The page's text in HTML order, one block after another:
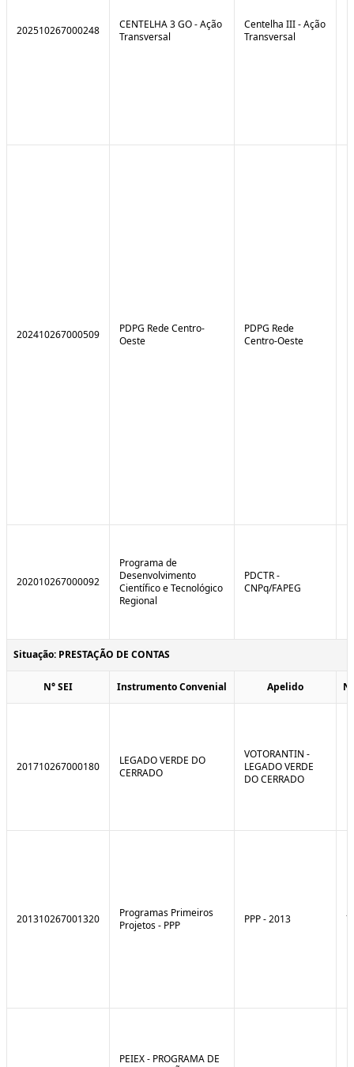
202510267000248
CENTELHA 3 GO - Ação
Transversal
Centelha III - Ação
Transversal
202410267000509
PDPG Rede Centro-
Oeste
PDPG Rede
Centro-Oeste
202010267000092
Programa de
Desenvolvimento
Científico e Tecnológico
Regional
PDCTR -
CNPq/FAPEG
Situação: PRESTAÇÃO DE CONTAS
N° SEI Instrumento Convenial Apelido
201710267000180
LEGADO VERDE DO
CERRADO
VOTORANTIN -
LEGADO VERDE
DO CERRADO
201310267001320
Programas Primeiros
Projetos - PPP
PPP - 2013
PEIEX - PROGRAMA DE